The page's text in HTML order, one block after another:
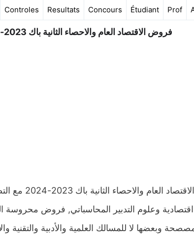
Controles Resultats Concours Étudiant Prof
فروض الاقتصاد العام والاحصاء الثانية باك 2023-2024 مع التصحيح جميع المسالك
تحميل فروض
وعلوم التدبير المحاسباتي, فروض محروسة
مصصحة وبعضها لا للمسالك العلمية والأدبية والتقنية